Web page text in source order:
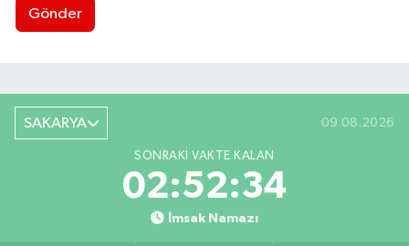
Gönder
SAKARYA 09.08.2026
SONRAKI VAKTE KALAN
02:52:34
İmsak Namazı